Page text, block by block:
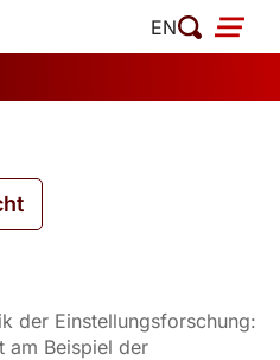
EN
der Einstellungsforschung:
am Beispiel der